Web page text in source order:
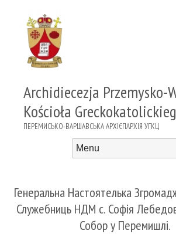
Archidiecezja Przemysko-
Kościoła
ПЕРЕМИСЬКО-ВАРШАВСЬКА АРХІЄПАРХІЯ УГКЦ
Генеральна Настоятелька
Служебниць НДМ с. Софія
Собор у Перемишлі.